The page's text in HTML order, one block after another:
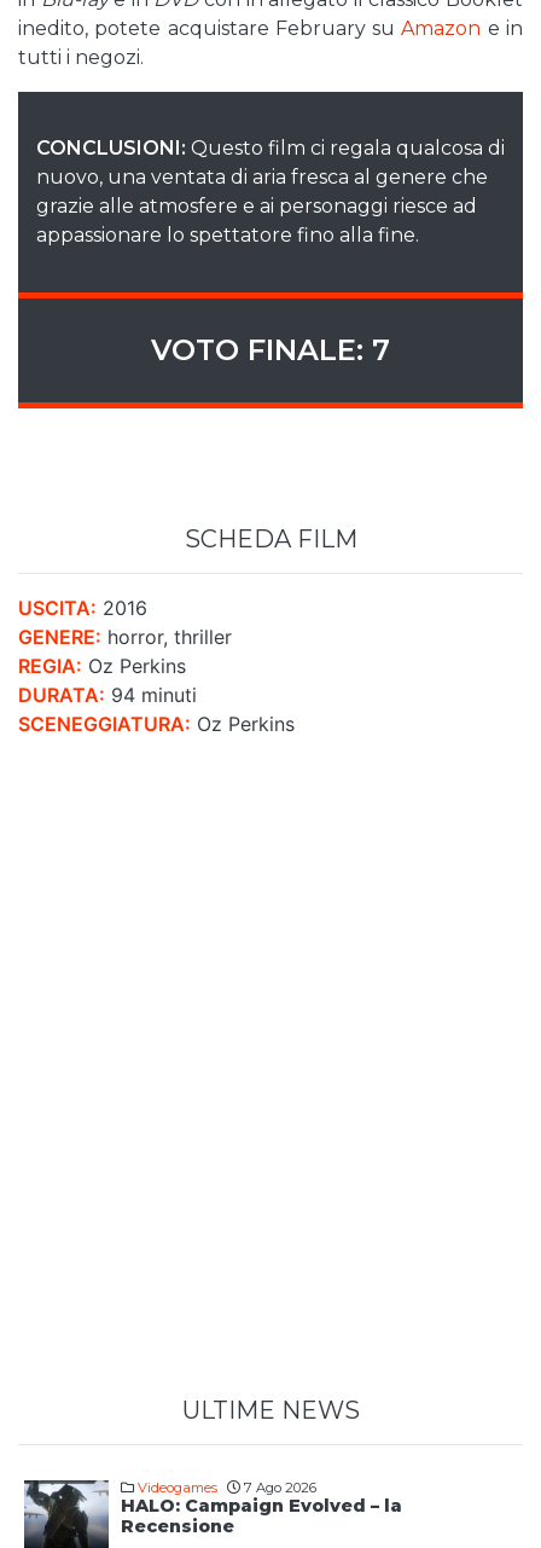
inedito, potete acquistare February suAmazon e in
tutti i negozi.
CONCLUSIONI: Questo film ci regala qualcosa di
nuovo, una ventata di aria fresca al genere che
grazie alle atmosfere e ai personaggi riesce ad
appassionare lo spettatore fino alla fine.
VOTO FINALE: 7
SCHEDA FILM
USCITA: 2016
GENERE: horror, thriller
REGIA: Oz Perkins
DURATA: 94 minuti
SCENEGGIATURA: Oz Perkins
ULTIME NEWS
Videogames 7 Ago 2026
HALO: Campaign Evolved – la
Recensione